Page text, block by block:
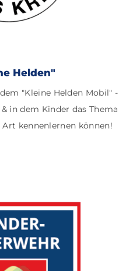
Helden"
"Kleine Helden Mobil" -
in dem Kinder das Thema
kennenlernen können!